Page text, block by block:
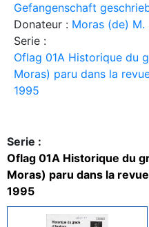
Gefangenschaft
Donateur : Moras (de) M.
Serie :
Oflag 01A Historique du
Moras) paru dans la
1995
Serie :
Oflag 01A Historique du
Moras) paru dans la
1995